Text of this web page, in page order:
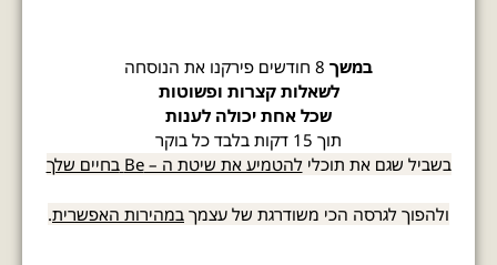
במשך
לשאלות קצרות ופשוטות
שכל אחת יכולה לענות
תוך 15 דקות בלבד כל בוקר
בשביל שגם את תוכלילהטמיע את שיטת ה – Be בחיים שלך
ולהפוך לגרסה הכי משודרגת של עצמך במהירות האפשרית.